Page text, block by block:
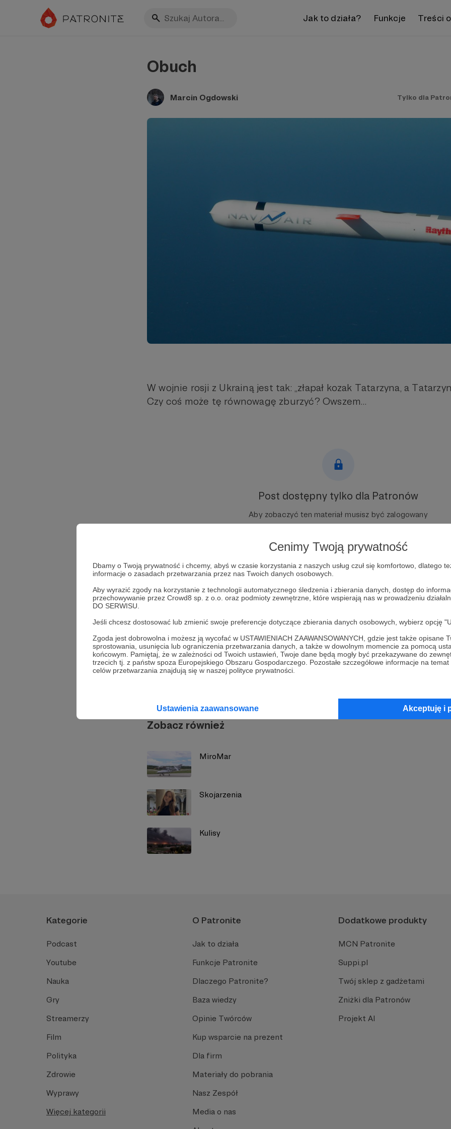
Cenimy Twoją prywatność
Dbamy o Twoją prywatność i chcemy, abyś w czasie korzystania z naszych usług czuł się komfortowo, dlatego
informacje o zasadach przetwarzania przez nas Twoich danych osobowych.
Aby wyrazić zgody na korzystanie z technologii automatycznego śledzenia i zbierania danych, dostęp do
przechowywanie przez Crowd8 sp. z o.o. oraz podmioty zewnętrzne, które wspierają nas w prowadzeniu
DO SERWISU.
Jeśli chcesz dostosować lub zmienić swoje preferencje dotyczące zbierania danych osobowych, wybierz opcję
Zgoda jest dobrowolna i możesz ją wycofać w USTAWIENIACH ZAAWANSOWANYCH, gdzie jest także opisane
sprostowania, usunięcia lub ograniczenia przetwarzania danych, a także w dowolnym momencie za pomocą
końcowym. Pamiętaj, że w zależności od Twoich ustawień, Twoje dane będą mogły być przekazywane do
trzecich tj. z państw spoza Europejskiego Obszaru Gospodarczego. Pozostałe szczegółowe informacje na
celów przetwarzania znajdują się w naszej polityce prywatności.
Ustawienia zaawansowane Akceptuję i
Jak to działa? Funkcje Treści
Obuch
Marcin Ogdowski Tylko dla
W wojnie rosji z Ukrainą jest tak: „złapał kozak Tatarzyna, a
Czy coś może tę równowagę zburzyć? Owszem…
Post dostępny tylko dla Patronów
Aby zobaczyć ten materiał musisz być zalogowany
Zostań Patronem
Zaloguj się
Tomahawk JASSM pocisk manewrujący US Navy drony długie ręce rafinerie
Marcin Ogdowski
Zobacz również
MiroMar
Skojarzenia
Kulisy
Kategorie
Podcast
Youtube
Nauka
Gry
Streamerzy
Film
Polityka
Zdrowie
Wyprawy
Więcej kategorii
O Patronite
Jak to działa
Funkcje Patronite
Dlaczego Patronite?
Baza wiedzy
Opinie Twórców
Kup wsparcie na prezent
Dla firm
Materiały do pobrania
Nasz Zespół
Media o nas
Dodatkowe produkty
MCN Patronite
Suppi.pl
Twój sklep z gadżetami
Zniżki dla Patronów
Projekt AI